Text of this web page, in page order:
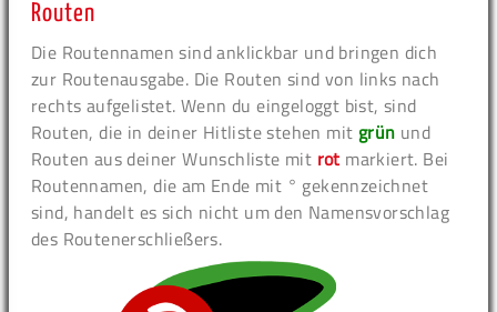
Routen
Die Routennamen sind anklickbar und bringen dich
zur Routenausgabe. Die Routen sind von links nach
rechts aufgelistet. Wenn du eingeloggt bist, sind
Routen, die in deiner Hitliste stehen mit grün und
Routen aus deiner Wunschliste mit rot markiert. Bei
Routennamen, die am Ende mit ° gekennzeichnet
sind, handelt es sich nicht um den Namensvorschlag
des Routenerschließers.